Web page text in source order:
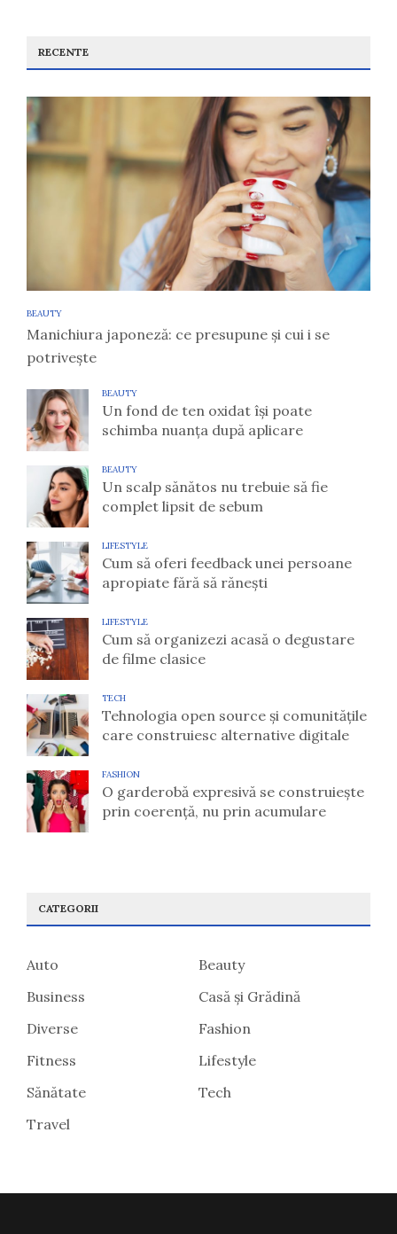
RECENTE
BEAUTY
Manichiura japoneză: ce presupune și cui i se
potrivește
BEAUTY
Un fond de ten oxidat își poate
schimba nuanța după aplicare
BEAUTY
Un scalp sănătos nu trebuie să fie
complet lipsit de sebum
LIFESTYLE
Cum să oferi feedback unei persoane
apropiate fără să rănești
LIFESTYLE
Cum să organizezi acasă o degustare
de filme clasice
TECH
Tehnologia open source și comunitățile
care construiesc alternative digitale
FASHION
O garderobă expresivă se construiește
prin coerență, nu prin acumulare
CATEGORII
Auto
Beauty
Business
Casă și Grădină
Diverse
Fashion
Fitness
Lifestyle
Sănătate
Tech
Travel